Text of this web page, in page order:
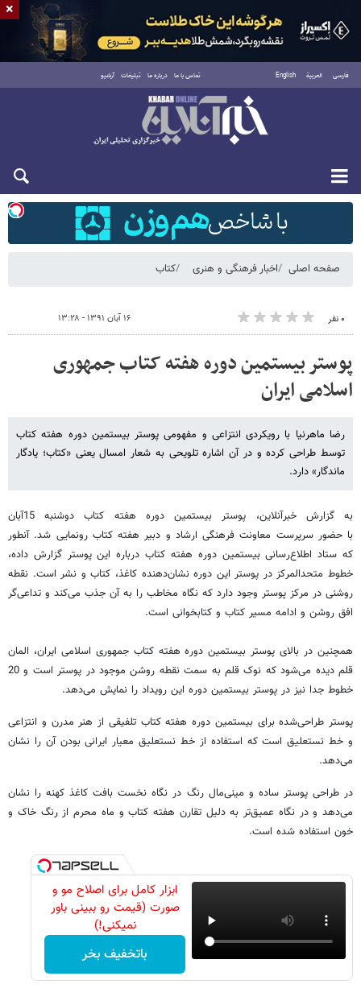
فارسی العربية English تماس با ما درباره ما تبلیغات آرشیو
شنبه ۱۷ مرداد ۱۴۰۵
صفحه اصلی اخبار فرهنگی و هنری کتاب
۰ نفر ۱۶ آبان ۱۳۹۱ - ۱۳:۲۸
پوستر بیستمین دوره هفته کتاب جمهوری
اسلامی ایران
رضا ماهرنیا با رویکردی انتزاعی و مفهومی پوستر بیستمین دوره هفته کتاب
توسط طراحی کرده و در آن اشاره تلویحی به شعار امسال یعنی «کتاب؛ یادگار
ماندگار» دارد.
به گزارش خبرآنلاین، پوستر بیستمین دوره هفته کتاب دوشنبه 15آبان
با حضور سرپرست معاونت فرهنگی ارشاد و دبیر هفته کتاب رونمایی شد. آنطور
که ستاد اطلاع‌رسانی بیستمین دوره هفته کتاب درباره این پوستر گزارش داده،
خطوط متحدالمرکز در پوستر این دوره نشان‌دهنده کاغذ، کتاب و نشر است. نقطه
روشنی در مرکز پوستر وجود دارد که نگاه مخاطب را به آن جذب می‌کند و تداعی‌گر
افق روشن و ادامه مسیر کتاب و کتابخوانی است.
همچنین در بالای پوستر بیستمین دوره هفته کتاب جمهوری اسلامی ایران، المان
قلم دیده می‌شود که نوک قلم به سمت نقطه روشن موجود در پوستر است و 20
خطوط جدا نیز در پوستر بیستمین دوره این رویداد را نمایش می‌دهد.
پوستر طراحی‌شده برای بیستمین دوره هفته کتاب تلفیقی از هنر مدرن و انتزاعی
و خط نستعلیق است که استفاده از خط نستعلیق معیار ایرانی بودن آن را نشان
می‌دهد.
در طراحی پوستر ساده و مینی‌مال رنگ در نگاه نخست بافت کاغذ کهنه را نشان
می‌دهد و در نگاه عمیق‌تر به دلیل تقارن هفته کتاب و ماه محرم از رنگ خاک و
خون استفاده شده است.
ابزار کامل برای اصلاح مو و
صورت (قیمت رو ببینی باور
نمیکنی!)
باتخفیف بخر
×